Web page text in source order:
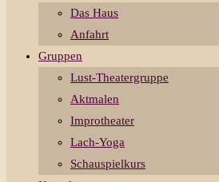
Das Haus
Anfahrt
Gruppen
Lust-Theatergruppe
Aktmalen
Improtheater
Lach-Yoga
Schauspielkurs